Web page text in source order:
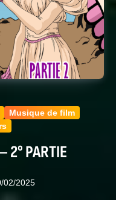
Musique de film
2° PARTIE
02/2025